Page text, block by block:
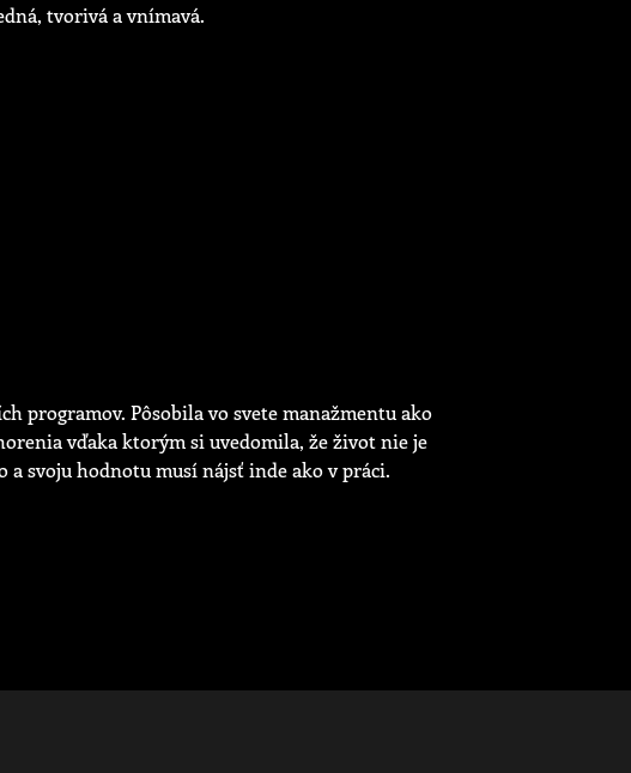
tvorivá a vnímavá.
programov. Pôsobila vo svete manažmentu ako
vďaka ktorým si uvedomila, že život nie je
svoju hodnotu musí nájsť inde ako v práci.